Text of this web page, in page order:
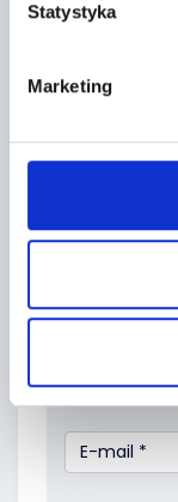
Statystyka
Marketing